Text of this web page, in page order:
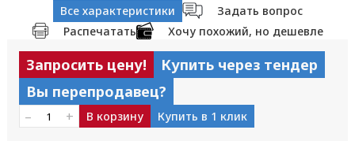
Все характеристики
Задать вопрос
Распечатать
Хочу похожий, но дешевле
Запросить цену!
Купить через тендер
Вы перепродавец?
– + В корзину Купить в 1 клик